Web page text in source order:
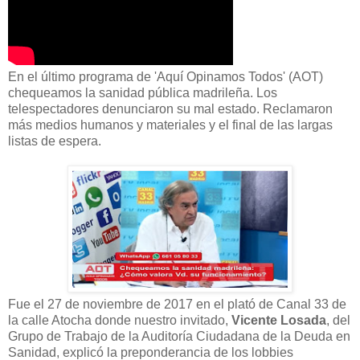
En el último programa de 'Aquí Opinamos Todos' (AOT)
chequeamos la sanidad pública madrileña. Los
telespectadores denunciaron su mal estado. Reclamaron
más medios humanos y materiales y el final de las largas
listas de espera.
Fue el 27 de noviembre de 2017 en el plató de Canal 33 de
la calle Atocha donde nuestro invitado, Vicente Losada, del
Grupo de Trabajo de la Auditoría Ciudadana de la Deuda en
Sanidad, explicó la preponderancia de los lobbies